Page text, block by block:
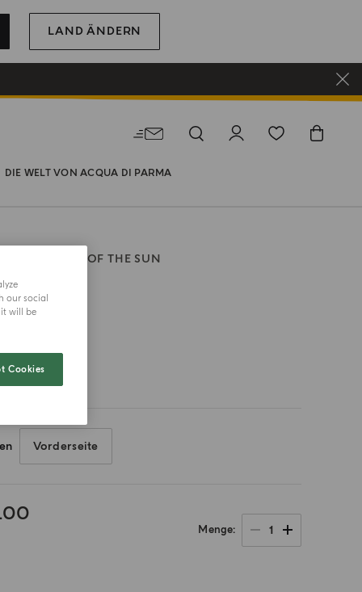
LAND ÄNDERN
DIE WELT VON ACQUA DI PARMA
SIGNATURES OF THE SUN
Vorderseite
Menge 1
our social
will be
Cookies